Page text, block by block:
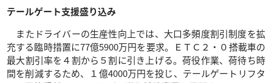
テールゲート支援盛り込み
またドライバーの生産性向上では、大口多頻度割引制度を拡
充する臨時措置に77億5900万円を要求。ＥＴＣ２・０搭載車の
最大割引率を４割から５割に引き上げる。荷役作業、荷待ち時
間を削減するため、１億4000万円を投じ、テールゲートリフタ